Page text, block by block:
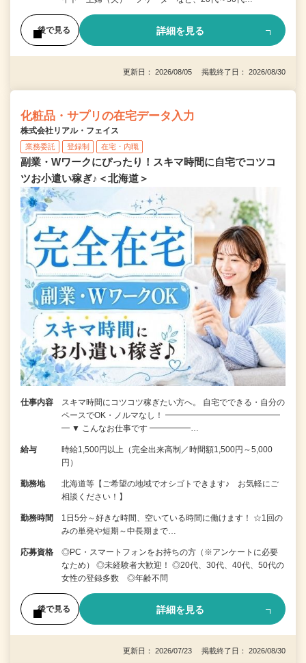
後で見る 詳細を見る
更新日： 2026/08/05 掲載終了日： 2026/08/30
化粧品・サプリの在宅データ入力
株式会社リアル・フェイス
業務委託 登録制 在宅・内職
副業・Wワークにぴったり！スキマ時間に自宅でコツコ
ツお小遣い稼ぎ♪＜北海道＞
仕事内容
スキマ時間にコツコツ稼ぎたい方へ。 自宅でできる・自分の
ペースでOK・ノルマなし！ ━━━━━━━━━━━━━━
━ ▼ こんなお仕事です ━━━━━…
給与
時給1,500円以上（完全出来高制／時間額1,500円～5,000
円）
勤務地
北海道等【ご希望の地域でオシゴトできます♪ お気軽にご
相談ください！】
勤務時間
1日5分～好きな時間、空いている時間に働けます！ ☆1回の
みの単発や短期～中長期まで…
応募資格
◎PC・スマートフォンをお持ちの方（※アンケートに必要
なため） ◎未経験者大歓迎！ ◎20代、30代、40代、50代の
女性の登録多数 ◎年齢不問
後で見る 詳細を見る
更新日： 2026/07/23 掲載終了日： 2026/08/30